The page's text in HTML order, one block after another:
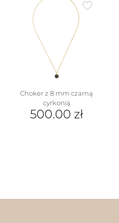
Choker z 8 mm czarną
cyrkonią
500.00 zł